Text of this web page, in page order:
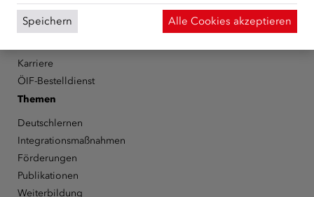
Organigramm
Presse
Karriere
ÖIF-Bestelldienst
Themen
Deutschlernen
Integrationsmaßnahmen
Förderungen
Publikationen
Weiterbildung
Speichern Alle Cookies akzeptieren